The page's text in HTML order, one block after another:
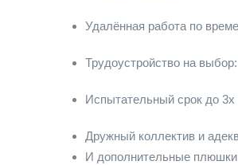
Удалённая работа по
Трудоустройство на
Испытательный срок до 3х
Дружный коллектив и
И дополнительные